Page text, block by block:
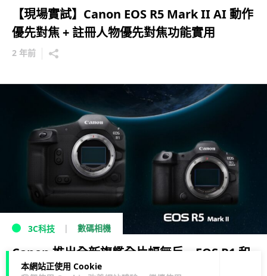
本網站正使用 Cookie
【現場實試】Canon EOS R5 Mark II AI 動作
優先對焦 + 註冊人物優先對焦功能實用
2 年前
3C科技 數碼相機
Canon 推出全新旗艦全片幅無反 EOS R1 和
EOS R5 Mark II 提升頂級相機標杆